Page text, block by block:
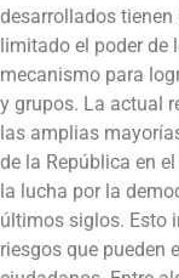
desarrollados
limitado el poder de
mecanismo para
y grupos. La actual
las amplias
de la República en
la lucha por la
últimos siglos. Esto
riesgos que pueden